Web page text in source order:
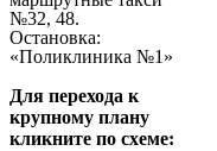
№32, 48.
Остановка:
«Поликлиника №1»
Для перехода к
крупному плану
кликните по схеме: